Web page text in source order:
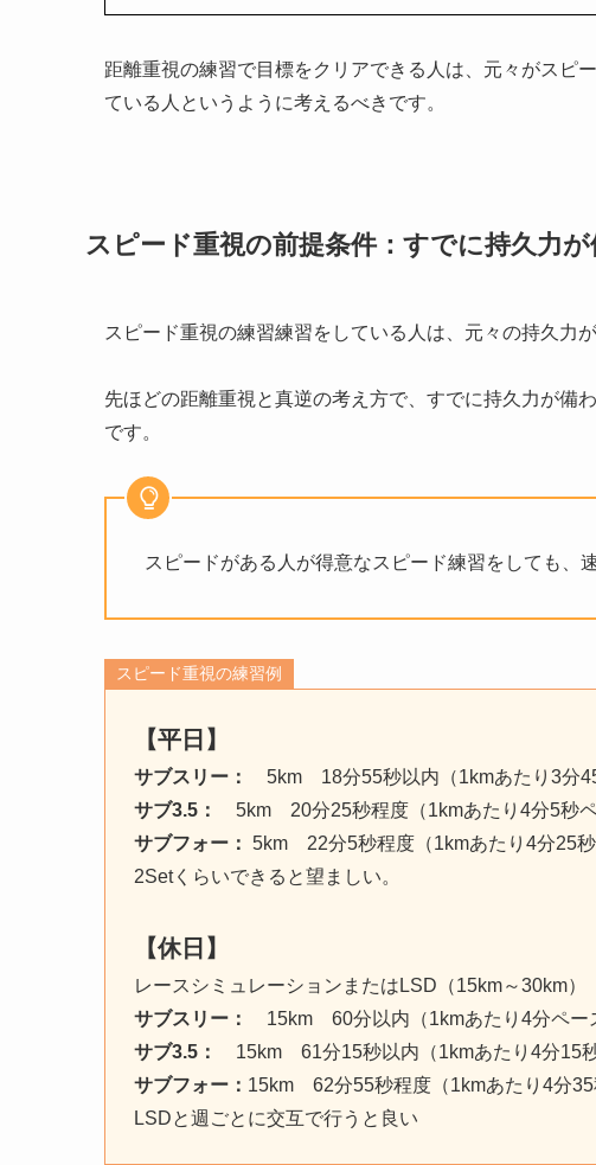
距離重視の練習で目標をクリアできる人は、元々がスピ
ている人というように考えるべきです。
スピード重視の前提条件：すでに持久力が
スピード重視の練習練習をしている人は、元々の持久力
先ほどの距離重視と真逆の考え方で、すでに持久力が備
です。
スピードがある人が得意なスピード練習をしても、
スピード重視の練習例
【平日】
サブスリー：
5km 18分55秒以内（1kmあたり3分45
サブ3.5：
5km 20分25秒程度（1kmあたり4分5秒ペ
サブフォー： 5km 22分5秒程度（1kmあたり4分25秒
2Setくらいできると望ましい。
【休日】
レースシミュレーションまたはLSD（15km～30km）
サブスリー：
15km 60分以内（1kmあたり4分ペー
サブ3.5：
15km 61分15秒以内（1kmあたり4分15秒
サブフォー： 15km 62分55秒程度（1kmあたり4分35
LSDと週ごとに交互で行うと良い